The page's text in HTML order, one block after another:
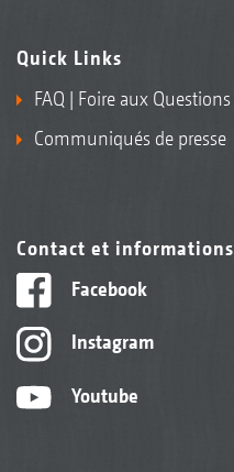
Quick Links
FAQ | Foire aux Questions
Communiqués de presse
Contact et informations
Facebook
Instagram
Youtube